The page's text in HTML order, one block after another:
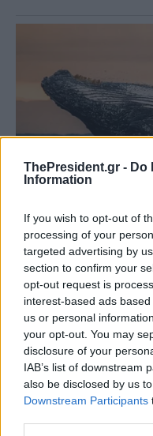
ThePresident.gr - Do
Information
If you wish to opt-out of
processing of your
targeted advertising by
section to confirm your
opt-out request is
interest-based ads
us or personal
your opt-out. You may
disclosure of your
IAB’s list of downstream
also be disclosed by us
Downstream Participants